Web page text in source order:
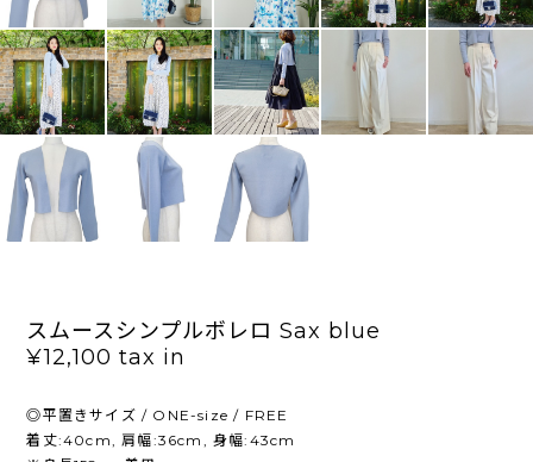
スムースシンプルボレロ Sax blue
¥12,100 tax in
◎平置きサイズ / ONE-size / FREE
着丈:40cm, 肩幅:36cm, 身幅:43cm